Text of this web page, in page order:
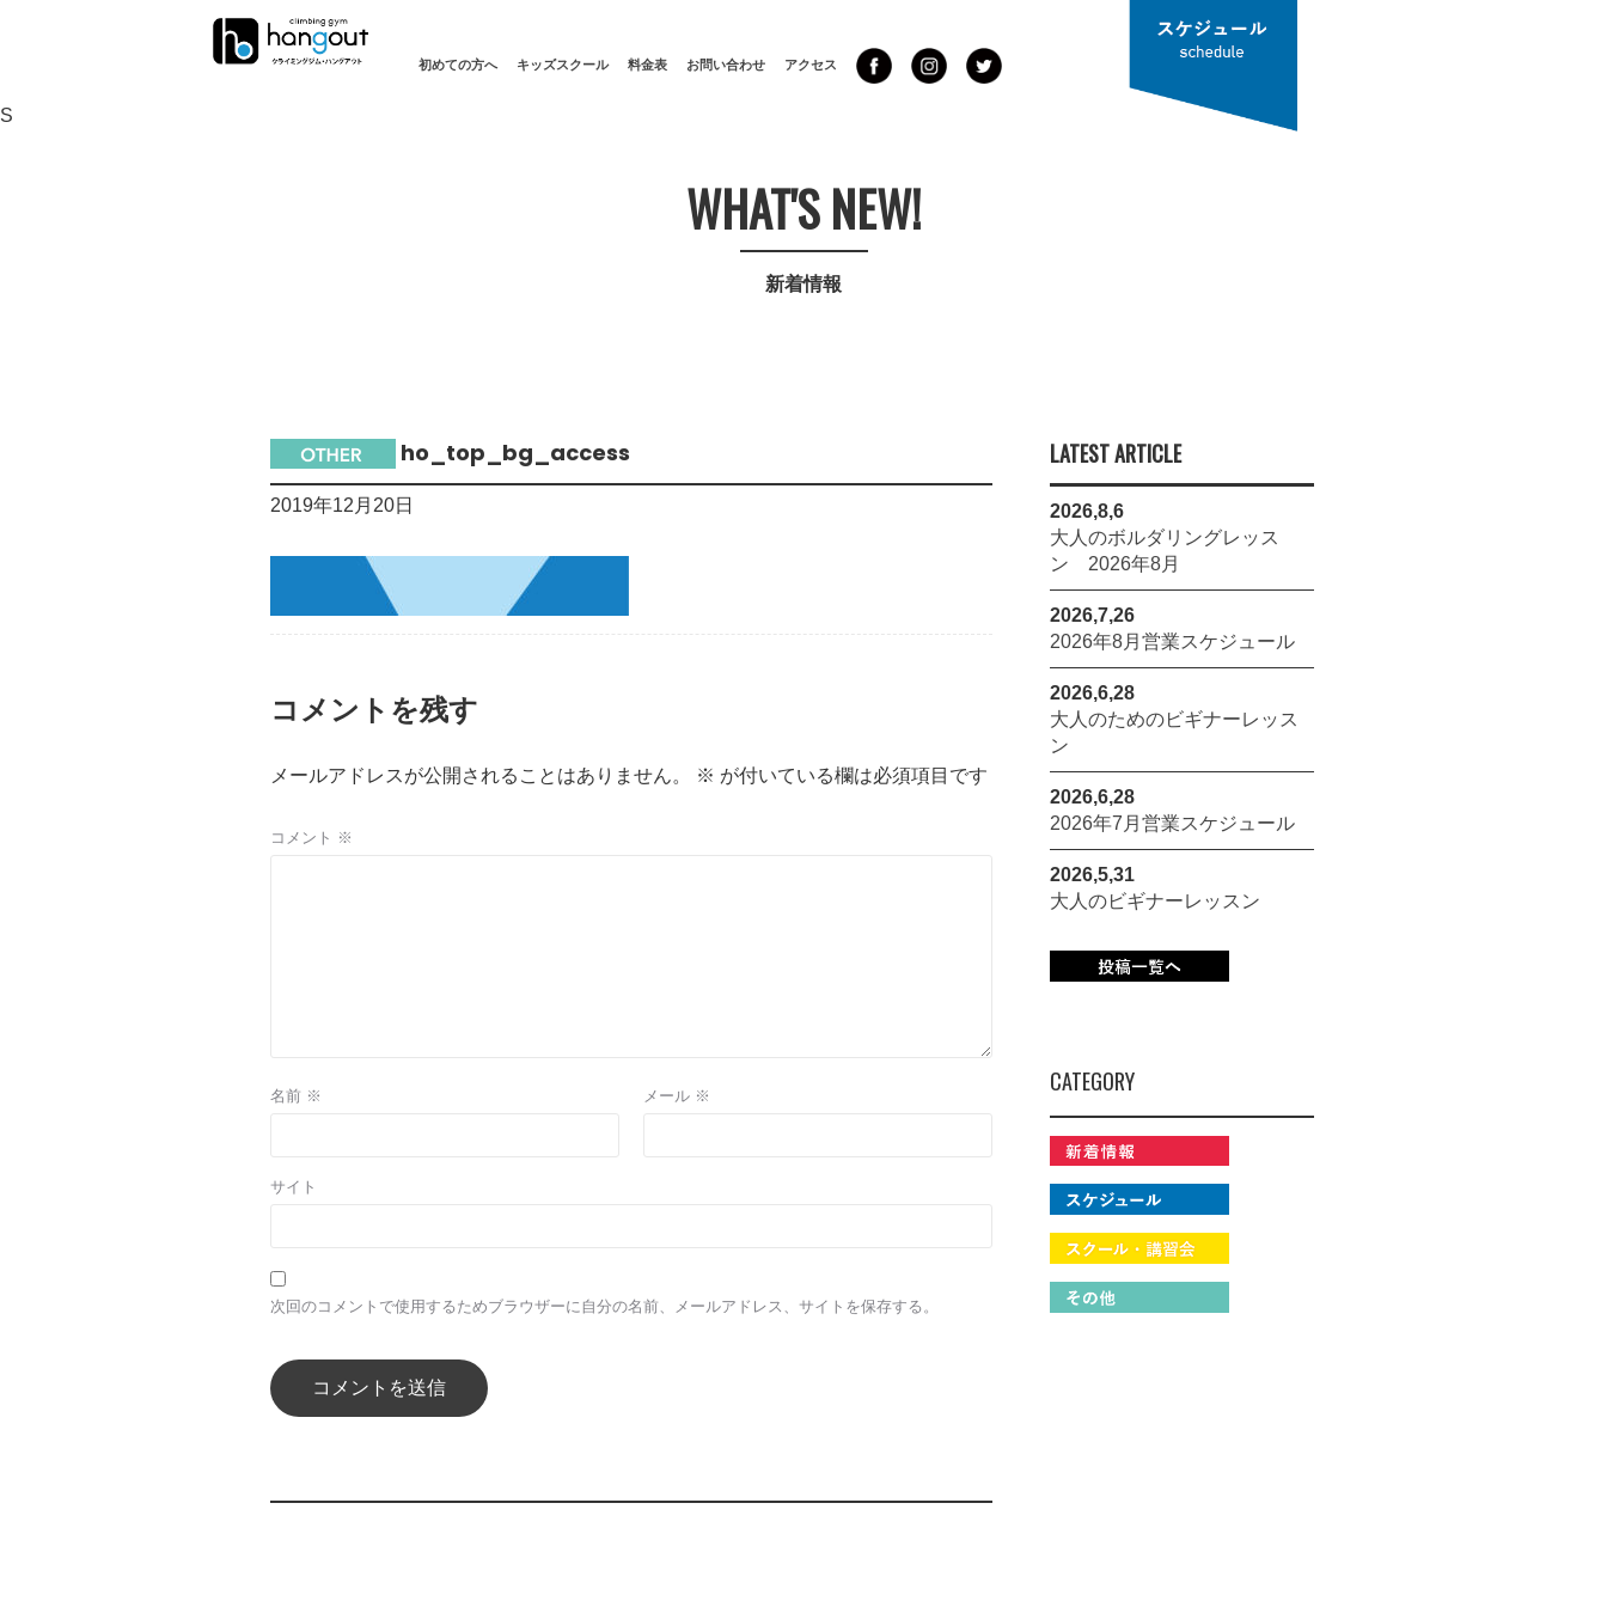
初めての方へ キッズスクール 料金表 お問い合わせ アクセス
S
WHAT'S NEW!
新着情報
ho_top_bg_access
2019年12月20日
コメントを残す
メールアドレスが公開されることはありません。 ※ が付いている欄は必須項目です
コメント ※
名前 ※ メール ※
サイト
次回のコメントで使用するためブラウザーに自分の名前、メールアドレス、サイトを保存する。
LATEST ARTICLE
2026,8,6
大人のボルダリングレッス
ン 2026年8月
2026,7,26
2026年8月営業スケジュール
2026,6,28
大人のためのビギナーレッス
ン
2026,6,28
2026年7月営業スケジュール
2026,5,31
大人のビギナーレッスン
CATEGORY